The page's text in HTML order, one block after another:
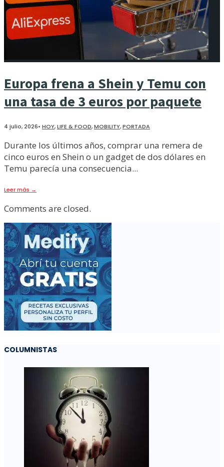
Europa frena a Shein y Temu con
una tasa de 3 euros por paquete
4 julio, 2026• HOY,LIFE & FOOD,MOBILITY,PORTADA
Durante los últimos años, comprar una remera de
cinco euros en Shein o un gadget de dos dólares en
Temu parecía una consecuencia...
Leer más →
Comments are closed.
COLUMNISTAS